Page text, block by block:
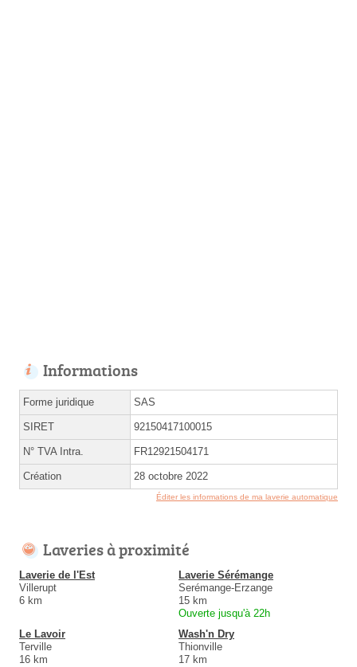
Informations
Forme juridique SAS
SIRET 92150417100015
N° TVA Intra. FR12921504171
Création 28 octobre 2022
Éditer les informations de ma laverie automatique
Laveries à proximité
Laverie de l'Est
Villerupt
6 km
Laverie Sérémange
Serémange-Erzange
15 km
Ouverte jusqu'à 22h
Le Lavoir
Terville
16 km
Wash'n Dry
Thionville
17 km